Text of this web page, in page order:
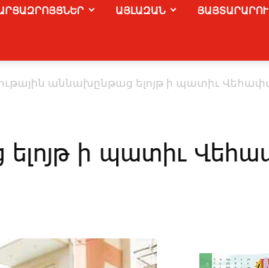
ԱՅԼԱԶԱՆ
ան­նա­խըն­թաց ե­լոյթ ի պա­տիւ
ե­լոյթ ի պա­տիւ